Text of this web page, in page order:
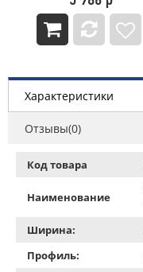
Характеристики
Отзывы(0)
Код товара
Наименование
Ширина:
Профиль: